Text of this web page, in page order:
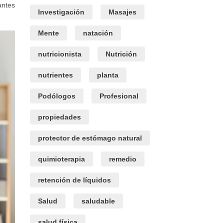
Investigación Masajes
Mente natación
nutricionista Nutrición
nutrientes planta
Podólogos Profesional
propiedades
protector de estómago natural
quimioterapia remedio
retención de líquidos
Salud saludable